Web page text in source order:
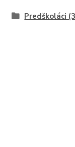
Predškoláci